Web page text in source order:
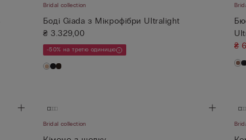
Bridal collection
Боді Giada з Мікрофібри Ultralight
₴ 3.329,00
-50% на третю одиницю
₴
Bridal collection